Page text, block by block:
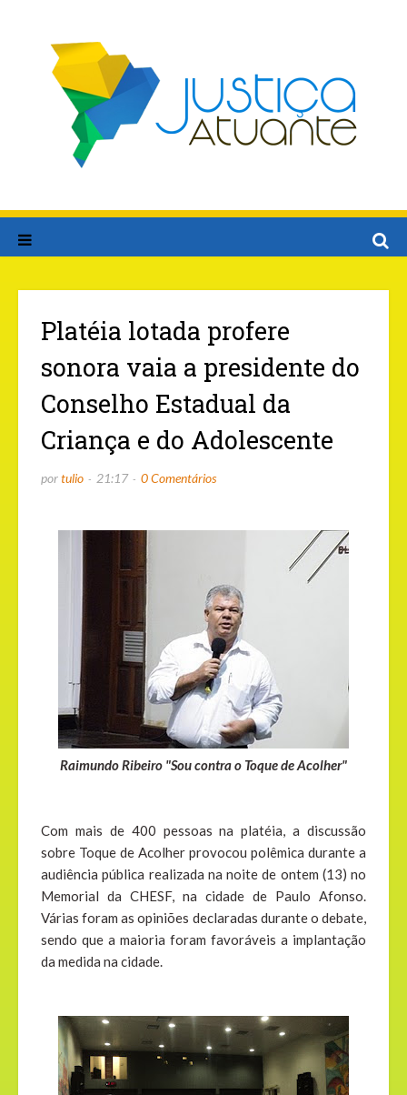
Platéia lotada profere
sonora vaia a presidente do
Conselho Estadual da
Criança e do Adolescente
portulio 21:17 0 Comentários
Raimundo Ribeiro "Sou contra o Toque de Acolher"
Com mais de 400 pessoas na platéia, a discussão
sobre Toque de Acolher provocou polêmica durante a
audiência pública realizada na noite de ontem (13) no
Memorial da CHESF, na cidade de Paulo Afonso.
Várias foram as opiniões declaradas durante o debate,
sendo que a maioria foram favoráveis a implantação
da medida na cidade.